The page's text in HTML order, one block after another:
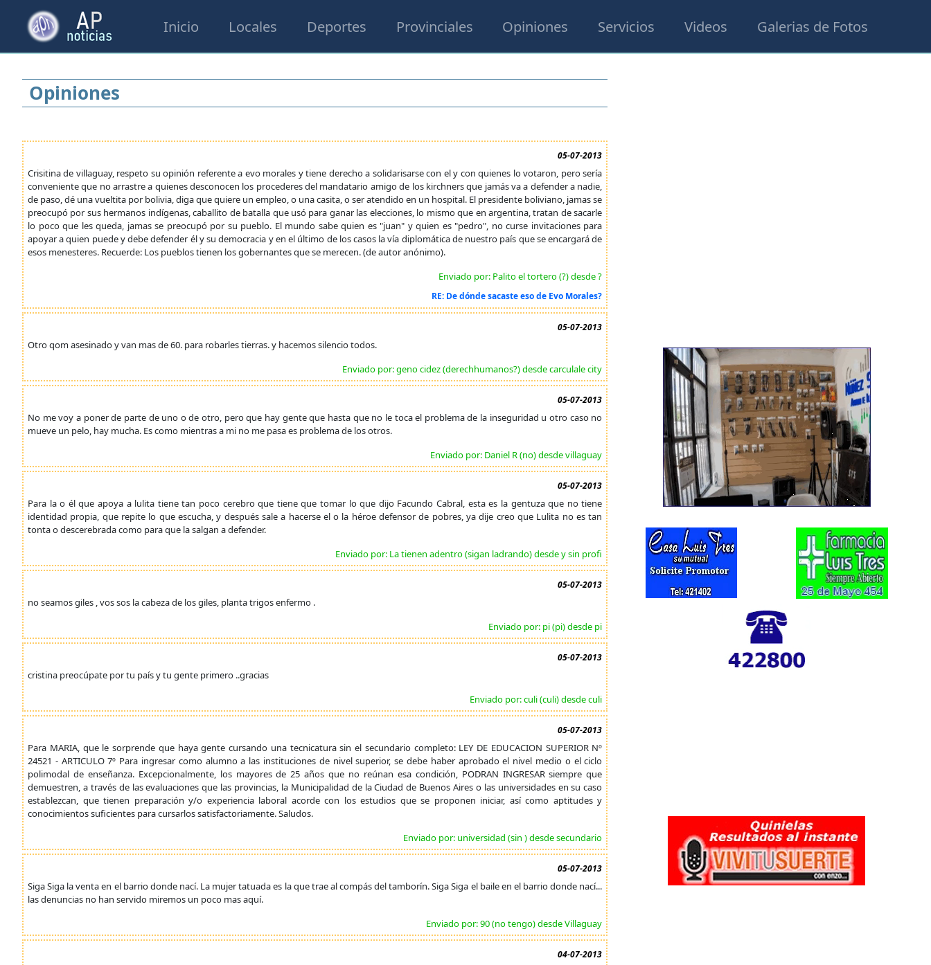
Inicio Locales Deportes Provinciales Opiniones Servicios Videos Galerias de Fotos
Opiniones
05-07-2013
Crisitina de villaguay, respeto su opinión referente a evo morales y tiene derecho a solidarisarse con el y con quienes lo votaron, pero sería
conveniente que no arrastre a quienes desconocen los procederes del mandatario amigo de los kirchners que jamás va a defender a nadie,
de paso, dé una vueltita por bolivia, diga que quiere un empleo, o una casita, o ser atendido en un hospital. El presidente boliviano, jamas se
preocupó por sus hermanos indígenas, caballito de batalla que usó para ganar las elecciones, lo mismo que en argentina, tratan de sacarle
lo poco que les queda, jamas se preocupó por su pueblo. El mundo sabe quien es "juan" y quien es "pedro", no curse invitaciones para
apoyar a quien puede y debe defender él y su democracia y en el último de los casos la vía diplomática de nuestro país que se encargará de
esos menesteres. Recuerde: Los pueblos tienen los gobernantes que se merecen. (de autor anónimo).
Enviado por: Palito el tortero (?) desde ?
RE: De dónde sacaste eso de Evo Morales?
05-07-2013
Otro qom asesinado y van mas de 60. para robarles tierras. y hacemos silencio todos.
Enviado por: geno cidez (derechhumanos?) desde carculale city
05-07-2013
No me voy a poner de parte de uno o de otro, pero que hay gente que hasta que no le toca el problema de la inseguridad u otro caso no
mueve un pelo, hay mucha. Es como mientras a mi no me pasa es problema de los otros.
Enviado por: Daniel R (no) desde villaguay
05-07-2013
Para la o él que apoya a lulita tiene tan poco cerebro que tiene que tomar lo que dijo Facundo Cabral, esta es la gentuza que no tiene
identidad propia, que repite lo que escucha, y después sale a hacerse el o la héroe defensor de pobres, ya dije creo que Lulita no es tan
tonta o descerebrada como para que la salgan a defender.
Enviado por: La tienen adentro (sigan ladrando) desde y sin profi
05-07-2013
no seamos giles , vos sos la cabeza de los giles, planta trigos enfermo .
Enviado por: pi (pi) desde pi
05-07-2013
cristina preocúpate por tu país y tu gente primero ..gracias
Enviado por: culi (culi) desde culi
05-07-2013
Para MARIA, que le sorprende que haya gente cursando una tecnicatura sin el secundario completo: LEY DE EDUCACION SUPERIOR Nº
24521 - ARTICULO 7º Para ingresar como alumno a las instituciones de nivel superior, se debe haber aprobado el nivel medio o el ciclo
polimodal de enseñanza. Excepcionalmente, los mayores de 25 años que no reúnan esa condición, PODRAN INGRESAR siempre que
demuestren, a través de las evaluaciones que las provincias, la Municipalidad de la Ciudad de Buenos Aires o las universidades en su caso
establezcan, que tienen preparación y/o experiencia laboral acorde con los estudios que se proponen iniciar, así como aptitudes y
conocimientos suficientes para cursarlos satisfactoriamente. Saludos.
Enviado por: universidad (sin ) desde secundario
05-07-2013
Siga Siga la venta en el barrio donde nací. La mujer tatuada es la que trae al compás del tamborín. Siga Siga el baile en el barrio donde nací...
las denuncias no han servido miremos un poco mas aquí.
Enviado por: 90 (no tengo) desde Villaguay
04-07-2013